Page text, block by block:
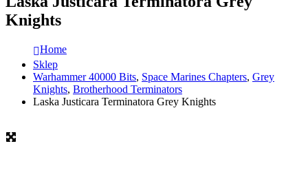
Knights
Home
Sklep
Warhammer 40000 Bits, Space Marines Chapters, Grey
Knights, Brotherhood Terminators
Laska Justicara Terminatora Grey Knights